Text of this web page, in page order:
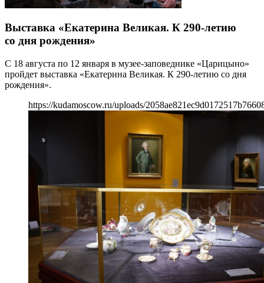
Выставка «Екатерина Великая. К 290-летию
со дня рождения»
С 18 августа по 12 января в музее-заповеднике «Царицыно»
пройдет выставка «Екатерина Великая. К 290-летию со дня
рождения».
https://kudamoscow.ru/uploads/